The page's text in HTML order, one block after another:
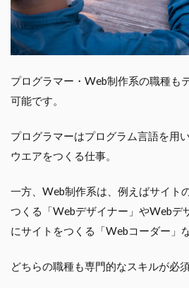
プログラマー・Web制作系の職種も
可能です。
プログラマーはプログラム言語を用
ウエアをつくる仕事。
一方、Web制作系は、例えばサイト
つくる「Webデザイナー」やWebデ
にサイトをつくる「Webコーダー」
どちらの職種も専門的なスキルが必須